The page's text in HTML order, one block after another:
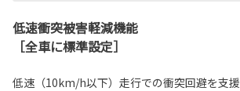
低速衝突被害軽減機能
［全車に標準設定］
低速（10km/h以下）走行での衝突回避を支援